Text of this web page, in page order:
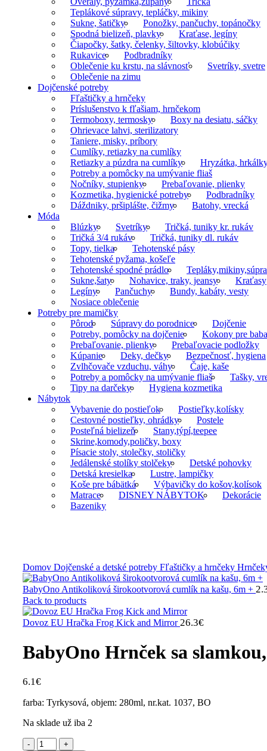
Teplákové súpravy, tepláčky, mikiny
Sukne, šatičky
Ponožky, pančuchy, topánočky
Spodná bielizeň, plavky
Kraťase, legíny
Čiapočky, šatky, čelenky, šiltovky, klobúčiky
Rukavice
Podbradníky
Oblečenie ku krstu, na slávnosť
Svetríky, svetre
Oblečenie na zimu
Dojčenské potreby
Fľaštičky a hrnčeky
Príslušenstvo k fľašiam, hrnčekom
Termoboxy, termosky
Boxy na desiatu, sáčky
Ohrievace lahvi, sterilizatory
Taniere, misky, príbory
Cumlíky, retiazky na cumlíky
Retiazky a púzdra na cumlíky
Hryzátka,
Potreby a pomôcky na umývanie fliaš
Nočníky, stupienky
Prebaľovanie, plienky
Kozmetika, hygienické potreby
Podbradníky
Dáždniky, pršiplášte, čižmy
Batohy, vrecká
Móda
Blúzky
Svetríky
Tričká, tuniky kr. rukáv
Tričká 3/4 rukáv
Tričká, tuniky dl. rukáv
Topy, tielka
Tehotenské pásy
Tehotenské pyžama, košeľe
Tehotenské spodné prádlo
Sukne,šaty
Nohavice, traky, jeansy
Kraťasy
Legíny
Pančuchy
Bundy, kabáty, vesty
Nosiace oblečenie
Potreby pre mamičky
Pôrod
Súpravy do porodnice
Dojčenie
Potreby, pomôcky na dojčenie
Kokony pre
Prebaľovanie, plienky
Prebaľovacie podložky
Kúpanie
Deky, dečky
Bezpečnosť, hygiena
Zvlhčovače vzduchu, váhy
Čaje, kaše
Potreby a pomôcky na umývanie fliaš
Tašky,
Tipy na darčeky
Hygiena kozmetika
Nábytok
Vybavenie do postieľok
Postieľky,kolísky
Cestovné postieľky, ohrádky
Postele
Posteľná bielizeň
Stany,týpí,teepee
Skrine,komody,poličky, boxy
Písacie stoly, stolečky, stoličky
Jedálenské stolíky stolčeky
Detské pohovky
Detská kresielka
Lustre, lampičky
Koše pre bábätká
Výbavičky do košov,kolísok
Matrace
DISNEY NÁBYTOK
Dekorácie
Bazeniky
Domov Dojčenské a detské potreby Fľaštičky a hrnčeky
BabyOno Antikoliková širokootvorová cumlík na kašu, 6m +
Back to products
Dovoz EU Hračka Frog Kick and Mirror 26.3€
BabyOno Hrnček sa
6.1€
farba: Tyrkysová, objem: 280ml, nr.kat. 1037, BO
Na sklade už iba 2
množstvo